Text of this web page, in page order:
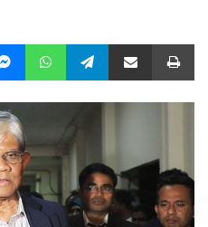
MessengerWhatsAppTelegramShare via Email